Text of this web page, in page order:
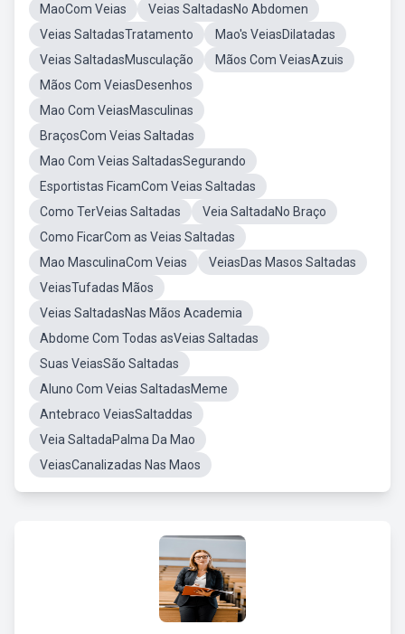
MaoCom Veias
Veias SaltadasNo Abdomen
Veias SaltadasTratamento
Mao's VeiasDilatadas
Veias SaltadasMusculação
Mãos Com VeiasAzuis
Mãos Com VeiasDesenhos
Mao Com VeiasMasculinas
BraçosCom Veias Saltadas
Mao Com Veias SaltadasSegurando
Esportistas FicamCom Veias Saltadas
Como TerVeias Saltadas
Veia SaltadaNo Braço
Como FicarCom as Veias Saltadas
Mao MasculinaCom Veias
VeiasDas Masos Saltadas
VeiasTufadas Mãos
Veias SaltadasNas Mãos Academia
Abdome Com Todas asVeias Saltadas
Suas VeiasSão Saltadas
Aluno Com Veias SaltadasMeme
Antebraco VeiasSaltaddas
Veia SaltadaPalma Da Mao
VeiasCanalizadas Nas Maos